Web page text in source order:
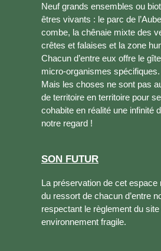
Neuf grands ensembles ou
êtres vivants : le parc de
combe, la chênaie mixte des
crêtes et falaises et la zone
Chacun d’entre eux offre le
micro-organismes spécifiques.
Mais les choses ne sont pas
de territoire en territoire pour
cohabite en réalité une infinité
notre regard !
SON FUTUR
La préservation de cet
du ressort de chacun d’entre
respectant le règlement du
environnement fragile.